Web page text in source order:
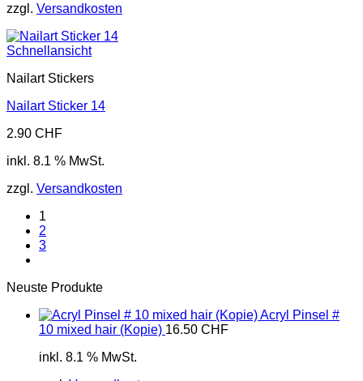
zzgl. Versandkosten
Schnellansicht
Nailart Stickers
Nailart Sticker 14
2.90 CHF
inkl. 8.1 % MwSt.
zzgl. Versandkosten
1
2
3
Neuste Produkte
Acryl Pinsel #
10 mixed hair (Kopie) 16.50 CHF
inkl. 8.1 % MwSt.